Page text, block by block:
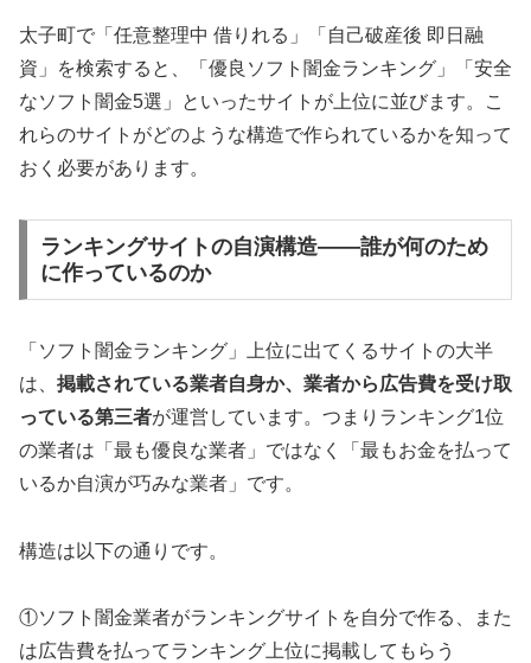
太子町で「任意整理中 借りれる」「自己破産後 即日融
資」を検索すると、「優良ソフト闇金ランキング」「安全
なソフト闇金5選」といったサイトが上位に並びます。こ
れらのサイトがどのような構造で作られているかを知って
おく必要があります。
ランキングサイトの自演構造——誰が何のため
に作っているのか
「ソフト闇金ランキング」上位に出てくるサイトの大半
は、 掲載されている業者自身か、業者から広告費を受け取
っている第三者が運営しています。つまりランキング1位
の業者は「最も優良な業者」ではなく「最もお金を払って
いるか自演が巧みな業者」です。
構造は以下の通りです。
①ソフト闇金業者がランキングサイトを自分で作る、また
は広告費を払ってランキング上位に掲載してもらう